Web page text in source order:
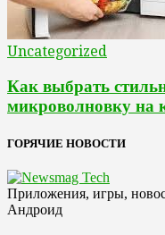
Uncategorized
Как выбрать
микроволновку на
ГОРЯЧИЕ НОВОСТИ
Приложения, игры,
Андроид